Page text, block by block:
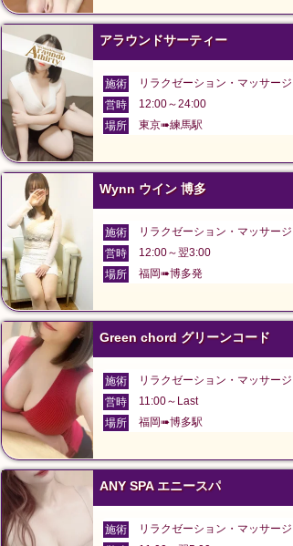
アラウンドサーティー
施術
リラクゼーション・マッサージ
営時
12:00～24:00
場所
東京➠練馬駅
Wynn ウイン 博多
施術
リラクゼーション・マッサージ
営時
12:00～翌3:00
場所
福岡➠博多発
Green chord グリーンコード
施術
リラクゼーション・マッサージ
営時
11:00～Last
場所
福岡➠博多駅
ANY SPA エニースパ
施術
リラクゼーション・マッサージ